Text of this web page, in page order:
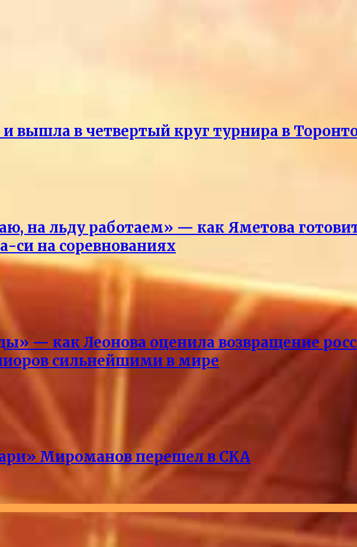
вышла в четвертый круг турнира в
на льду работаем» — как Яметова
си на соревнованиях
— как Леонова оценила возвращение
сильнейшими в мире
Мироманов перешел в СКА